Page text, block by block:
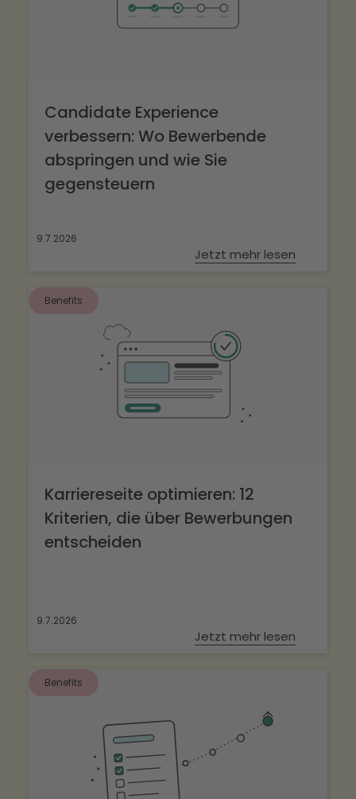
Candidate Experience
verbessern: Wo Bewerbende
abspringen und wie Sie
gegensteuern
9.7.2026
Jetzt mehr lesen
Benefits
Karriereseite optimieren: 12
Kriterien, die über Bewerbungen
entscheiden
9.7.2026
Jetzt mehr lesen
Benefits